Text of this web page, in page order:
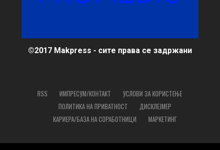
©2017 Makpress - сите права се задржани
RSS ИМПРЕСУМ/КОНТАКТ
УСЛОВИ ЗА КОРИСТЕЊЕ
ПОЛИТИКА НА ПРИВАТНОСТ
ДИСКЛЕЈМЕР
КАРИЕРА/БАЗА НА СОРАБОТНИЦИ
МАРКЕТИНГ